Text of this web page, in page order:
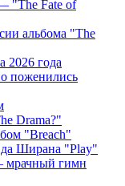
"The Fate of
альбома "The
2026 года
поженились
Drama?"
"Breach"
Ширана "Play"
мрачный гимн